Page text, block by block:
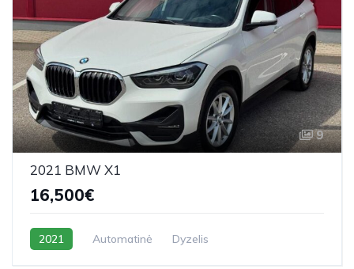
9
2021 BMW X1
16,500€
2021 Automatinė Dyzelis